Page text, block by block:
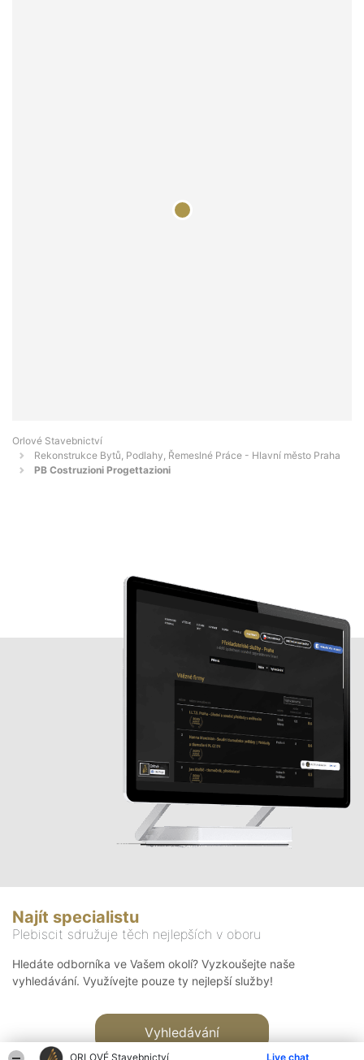
ORLOVÉ Stavebnictví Live chat
Orlové Stavebnictví
Rekonstrukce Bytů, Podlahy, Řemeslné Práce - Hlavní město Praha
PB Costruzioni Progettazioni
Najít specialistu
Plebiscit sdružuje těch nejlepších v oboru
Hledáte odborníka ve Vašem okolí? Vyzkoušejte naše
vyhledávání. Využívejte pouze ty nejlepší služby!
Vyhledávání